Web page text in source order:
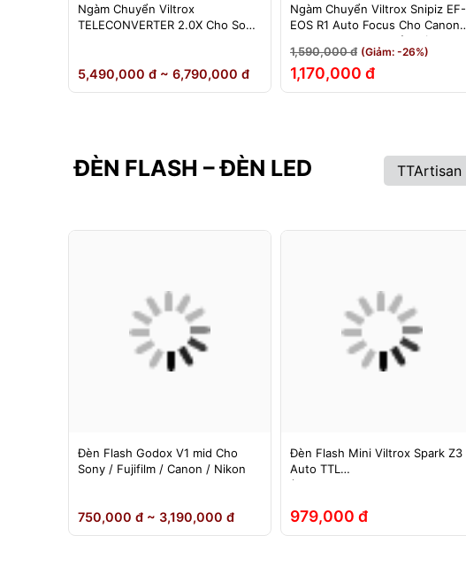
Ngàm Chuyển Viltrox
TELECONVERTER 2.0X Cho Sony
5,490,000 đ ~ 6,790,000 đ
Ngàm Chuyển Viltrox Snipiz EF-
EOS R1 Auto Focus Cho Canon
EOS R/RP/R5/R6 - Bảo Hành 12
Tháng 1 Đổi 1
1,590,000 đ (Giảm: -26%)
1,170,000 đ
ĐÈN FLASH – ĐÈN LED TTArtisan
Đèn Flash Godox V1 mid Cho
Sony / Fujifilm / Canon / Nikon
750,000 đ ~ 3,190,000 đ
Đèn Flash Mini Viltrox Spark Z3
Auto TTL
(Fuji/Sony/Canon/Nikon)
979,000 đ